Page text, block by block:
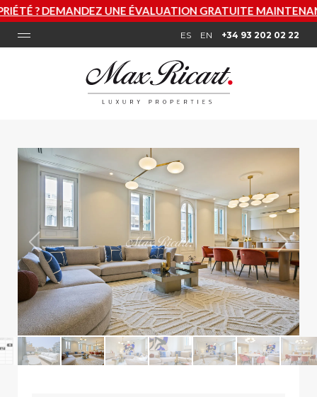
ÉVALUATION GRATUITE MAINTENANT
ES EN +34 93 202 02 22